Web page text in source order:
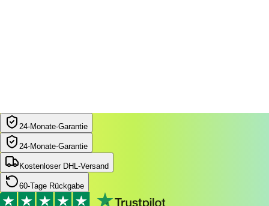
24‑Monate‑Garantie
24‑Monate‑Garantie
Kostenloser DHL-Versand
60-Tage Rückgabe